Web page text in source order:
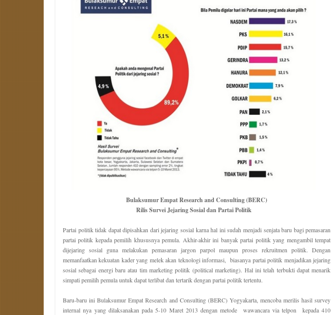
Bulaksumur Empat Research and Consulting (BERC)
Rilis Survei Jejaring Sosial dan Partai Politik
Partai politik tidak dapat dipisahkan dari jejaring sosial karna hal ini sudah menjadi senjata baru bagi pemasaran
partai politik kepada pemilih khususnya pemula. Akhir-akhir ini banyak partai politik yang mengambil tempat
dijejaring sosial guna melakukan pemasaran jargon parpol maupun proses rekruitmen politik. Dengan
memanfaatkan kekuatan kader yang melek akan teknologi informasi, biasanya partai politik menjadikan jejaring
sosial sebagai energi baru atau tim marketing politik (political marketing). Hal ini telah terbukti dapat menarik
simpati pemilih pemula untuk dapat terlibat dan tertarik dengan partai politik tertentu.
Baru-baru ini Bulaksumur Empat Research and Consulting (BERC) Yogyakarta, mencoba merilis hasil survey
internal nya yang dilaksanakan pada 5-10 Maret 2013 dengan metode wawancara via telpon kepada 410